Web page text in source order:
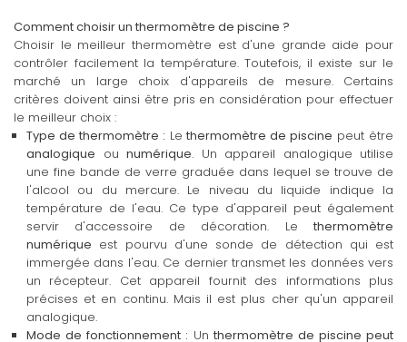
Comment choisir un thermomètre de piscine ?
Choisir le meilleur thermomètre est d'une grande aide pour
contrôler facilement la température. Toutefois, il existe sur le
marché un large choix d'appareils de mesure. Certains
critères doivent ainsi être pris en considération pour effectuer
le meilleur choix :
Type de thermomètre : Lethermomètre de piscine peut être
analogique ou numérique. Un appareil analogique utilise
une fine bande de verre graduée dans lequel se trouve de
l'alcool ou du mercure. Le niveau du liquide indique la
température de l'eau. Ce type d'appareil peut également
servir d'accessoire de décoration. Le thermomètre
numérique est pourvu d'une sonde de détection qui est
immergée dans l'eau. Ce dernier transmet les données vers
un récepteur. Cet appareil fournit des informations plus
précises et en continu. Mais il est plus cher qu'un appareil
analogique.
Mode de fonctionnement : Unthermomètre de piscine peut